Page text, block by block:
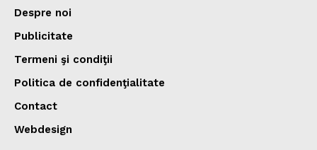
Despre noi
Publicitate
Termeni şi condiţii
Politica de confidenţialitate
Contact
Webdesign